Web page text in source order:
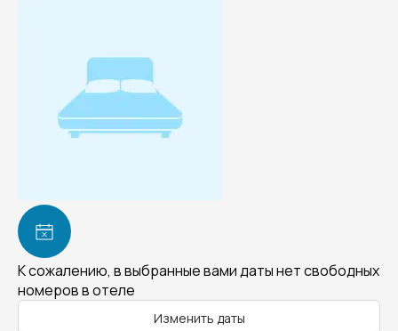
К сожалению, в выбранные вами даты нет свободных
номеров в отеле
Изменить даты